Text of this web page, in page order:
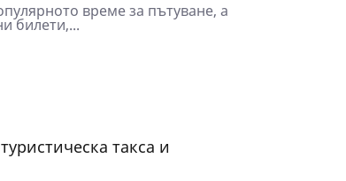
време за пътуване, а
билети,...
такса и